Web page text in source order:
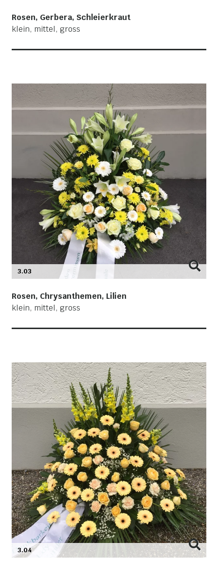
Rosen, Gerbera, Schleierkraut
klein, mittel, gross
3.03
Rosen, Chrysanthemen, Lilien
klein, mittel, gross
3.04